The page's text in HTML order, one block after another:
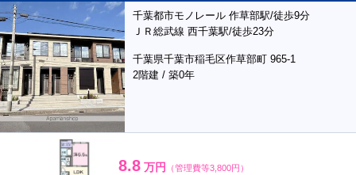
千葉都市モノレール 作草部駅/徒歩9分
ＪＲ総武線 西千葉駅/徒歩23分
千葉県千葉市稲毛区作草部町 965-1
2階建 / 築0年
8.8 万円 （管理費等3,800円）